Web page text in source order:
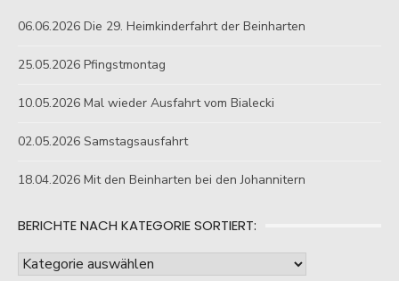
06.06.2026 Die 29. Heimkinderfahrt der Beinharten
25.05.2026 Pfingstmontag
10.05.2026 Mal wieder Ausfahrt vom Bialecki
02.05.2026 Samstagsausfahrt
18.04.2026 Mit den Beinharten bei den Johannitern
BERICHTE NACH KATEGORIE SORTIERT:
Berichte